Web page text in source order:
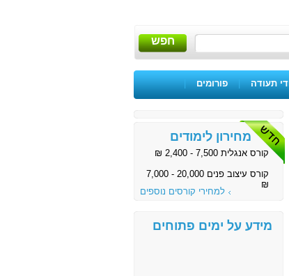
חפש
תעודה | פורומים |
מחירון לימודים
קורס אנגלית 7,500 - 2,400 ₪
קורס עיצוב פנים 20,000 - 7,000
₪
למחירי קורסים נוספים
מידע על ימים פתוחים